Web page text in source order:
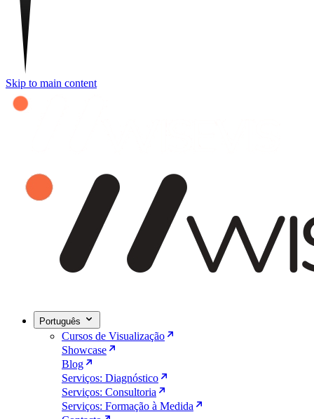
Skip to main content
Português
Cursos de Visualização
Showcase
Blog
Serviços: Diagnóstico
Serviços: Consultoria
Serviços: Formação à Medida